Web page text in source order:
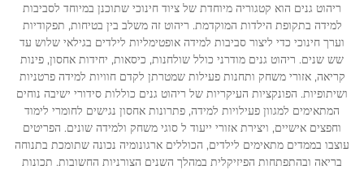
עַל אָמַת
מוצרים
חֲדָשִים
ריהוט גנים הוא קטגוריה מיוחדת של ציוד חינוכי שתוכנן במיוחד לסביבות
למידה בתקופת הילדות המוקדמת. ריהוט זה משלב בין בטיחות, תפקודיות
וערך חינוכי כדי ליצור סביבות למידה אופטימליות לילדים בגילאי שלוש עד
שש שנים. ריהוט גנים מודרני כולל שולחנות, כיסאות, יחידות אחסון, פינות
קריאה, אזורי משחק ותחנות פעילות שמטרתן לקדם חוויות למידה פרטניות
ושיתופיות. הפונקציות העיקריות של ריהוט גנים כוללות סידורי ישיבה נוחים
המתאימים למגוון פעילויות למידה, פתרונות אחסון נגישים לחומרי לימוד
וחפצים אישיים, ויצירת אזורי ייעוד ל סוגי משחק ולמידה שונים. הפריטים
עוצבו בממדים מתאימים לילדים, הכוללים ארגונומיה נכונה שתומכת בתנוחה
בריאה ובהתפתחות הפיזיקלית במהלך השנים הצורניות החשובות. תכונות